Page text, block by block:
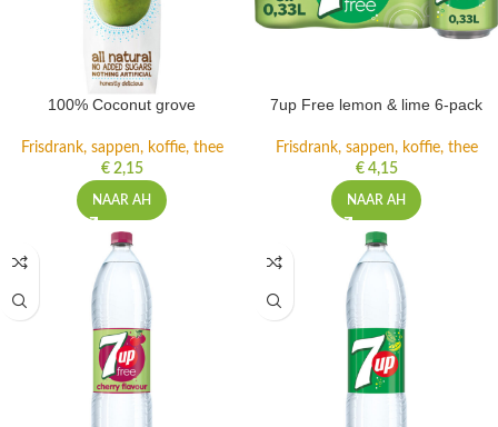
100% Coconut grove
Frisdrank, sappen, koffie, thee
€2,15
NAAR AH
7up Free lemon & lime 6-pack
Frisdrank, sappen, koffie, thee
€4,15
NAAR AH